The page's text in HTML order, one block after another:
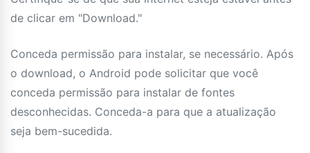
de clicar em "Download."
Conceda permissão para instalar, se necessário. Após
o download, o Android pode solicitar que você
conceda permissão para instalar de fontes
desconhecidas. Conceda-a para que a atualização
seja bem-sucedida.